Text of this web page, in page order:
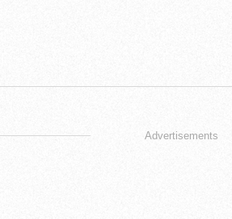
Advertisements